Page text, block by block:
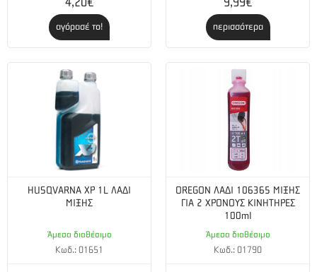
4,20€
αγόρασέ το!
9,99€
περισσότερα
HUSQVARNA XP 1L ΛΑΔΙ
ΜΙΞΗΣ
Άμεσα διαθέσιμο
Κωδ.: 01651
OREGON ΛΑΔΙ 106365 ΜΙΞΗΣ
ΓΙΑ 2 ΧΡΟΝΟΥΣ ΚΙΝΗΤΗΡΕΣ
100ml
Άμεσα διαθέσιμο
Κωδ.: 01790